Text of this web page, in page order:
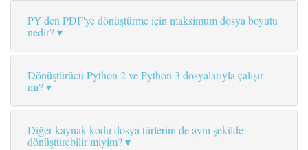
PY'den PDF'ye dönüştürme için maksimum dosya boyutu
nedir?
Dönüştürücü Python 2 ve Python 3 dosyalarıyla çalışır
mı?
Diğer kaynak kodu dosya türlerini de aynı şekilde
dönüştürebilir miyim?